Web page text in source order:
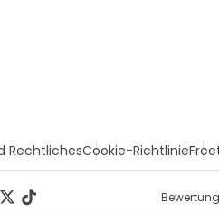
RechtlichesCookie-Richtlinie